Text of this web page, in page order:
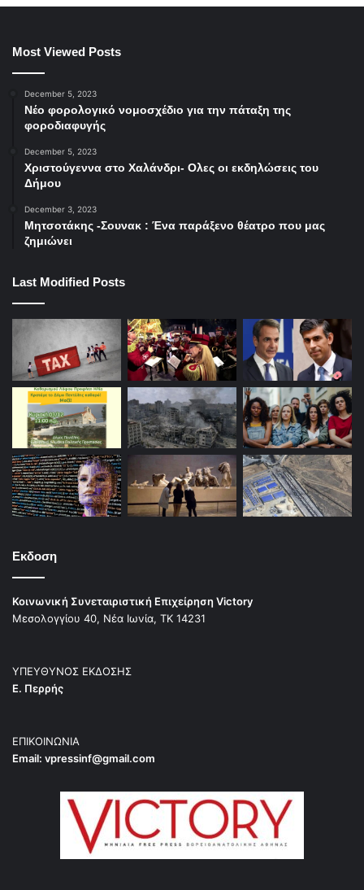
Most Viewed Posts
December 5, 2023
Νέο φορολογικό νομοσχέδιο για την πάταξη της
φοροδιαφυγής
December 5, 2023
Χριστούγεννα στο Χαλάνδρι- Ολες οι εκδηλώσεις του
Δήμου
December 3, 2023
Μητσοτάκης -Σουνακ : Ένα παράξενο θέατρο που μας
ζημιώνει
Last Modified Posts
Εκδοση
Κοινωνική Συνεταιριστική Επιχείρηση Victory
Μεσολογγίου 40, Νέα Ιωνία, ΤΚ 14231
ΥΠΕΥΘΥΝΟΣ ΕΚΔΟΣΗΣ
Ε. Περρής
ΕΠΙΚΟΙΝΩΝΙΑ
Email: vpressinf@gmail.com